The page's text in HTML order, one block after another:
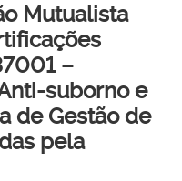
Mutualista
–
suborno e
de Gestão de
pela